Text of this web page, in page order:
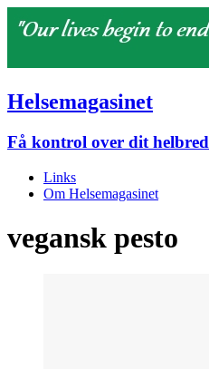
Helsemagasinet
Få kontrol over dit helbred
Links
Om Helsemagasinet
vegansk pesto